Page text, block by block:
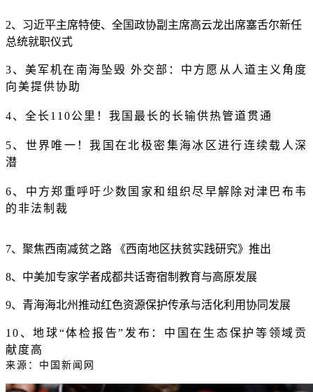
2、习近平主席特使、全国政协副主席高云龙出席塞舌尔新任
总统就职仪式
3、美军机在南海坠毁 外交部：中方愿从人道主义角度
向美提供协助
4、全长110公里！我国最长的长输供热管道贯通
5、世界唯一！我国在北极密集海冰区进行连续载人深
潜
6、中方郑重呼吁少数国家和组织尽早解除对津巴布韦
的非法制裁
7、聚焦西南减贫之路 《西南地区扶贫实践研究》推出
8、中美加专家学者成都共话寄宿制教育与高原发展
9、青海海北州推动红色资源保护传承与活化利用协同发展
10、地球“体检报告”发布：中国在生态保护等领域贡
献度高
来源：中国新闻网